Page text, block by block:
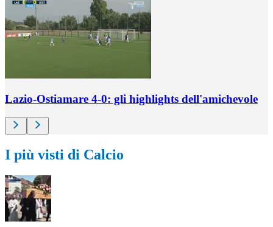
Lazio-Ostiamare 4-0: gli highlights dell'amichevole
I più visti di Calcio